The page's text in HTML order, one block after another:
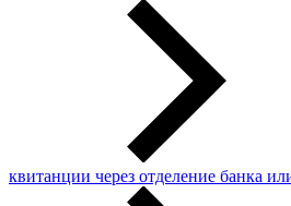
квитанции через отделение банка